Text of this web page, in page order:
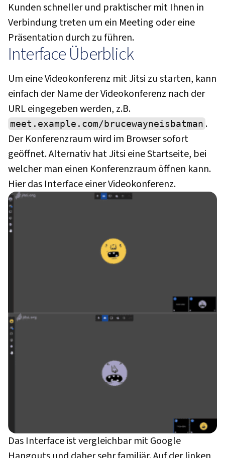
Kunden schneller und praktischer mit Ihnen in
Verbindung treten um ein Meeting oder eine
Präsentation durch zu führen.
Interface Überblick
Um eine Videokonferenz mit Jitsi zu starten, kann
einfach der Name der Videokonferenz nach der
URL eingegeben werden, z.B.
meet.example.com/brucewayneisbatman .
Der Konferenzraum wird im Browser sofort
geöffnet. Alternativ hat Jitsi eine Startseite, bei
welcher man einen Konferenzraum öffnen kann.
Hier das Interface einer Videokonferenz.
Das Interface ist vergleichbar mit Google